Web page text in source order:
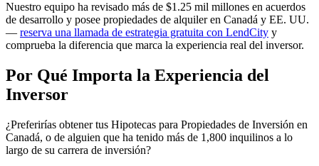
Nuestro equipo ha revisado más de $1.25 mil millones en acuerdos
de desarrollo y posee propiedades de alquiler en Canadá y EE. UU.
— reserva una llamada de estrategia gratuita con LendCity y
comprueba la diferencia que marca la experiencia real del inversor.
Por Qué Importa la Experiencia del
Inversor
¿Preferirías obtener tus Hipotecas para Propiedades de Inversión en
Canadá, o de alguien que ha tenido más de 1,800 inquilinos a lo
largo de su carrera de inversión?